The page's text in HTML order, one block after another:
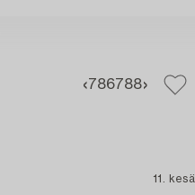
786788
11. kesä